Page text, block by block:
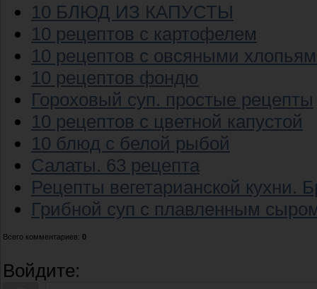
10 БЛЮД ИЗ КАПУСТЫ
10 рецептов с картофелем
10 рецептов с овсяными
10 рецептов фондю
Гороховый суп. простые рецепты
10 рецептов с цветной капустой
10 блюд с белой рыбой
Салаты. 63 рецепта
Рецепты вегетарианской
Грибной суп с плавленным
Всего комментариев: 0
Войдите: